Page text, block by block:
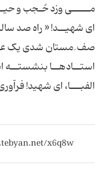
مـــــی وزد حُـجب و
ای شهیــد! « راه صد
صف ِ مستان شدی یک
استــادهــا بنشستــه
الفبـــا، ای شهید!